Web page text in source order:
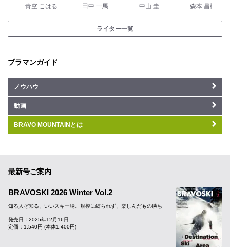
青空 こはる 田中 一馬 中山 圭 森本 昌樹
ライター一覧
ブラマンガイド
ノウハウ
動画
BRAVO MOUNTAINとは
最新号ご案内
BRAVOSKI 2026 Winter Vol.2
知る人ぞ知る、いいスキー場。規模に縛られず、楽しんだもの勝ち
発売日：2025年12月16日
定価：1,540円 (本体1,400円)